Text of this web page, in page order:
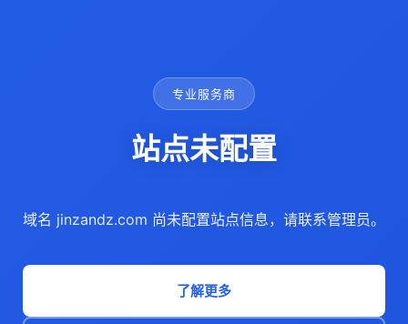
专业服务商
站点未配置
域名 jinzandz.com 尚未配置站点信息，请联系管理员。
了解更多